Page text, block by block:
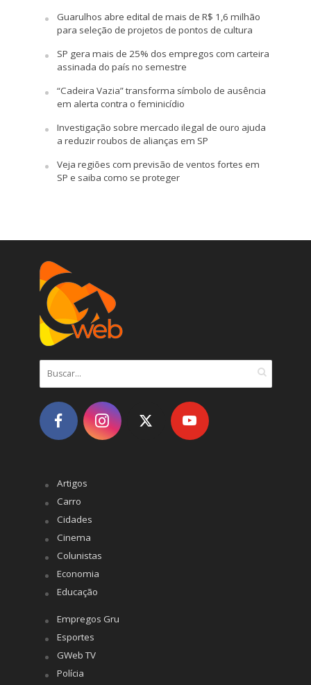
Guarulhos abre edital de mais de R$ 1,6 milhão
para seleção de projetos de pontos de cultura
SP gera mais de 25% dos empregos com carteira
assinada do país no semestre
“Cadeira Vazia” transforma símbolo de ausência
em alerta contra o feminicídio
Investigação sobre mercado ilegal de ouro ajuda
a reduzir roubos de alianças em SP
Veja regiões com previsão de ventos fortes em
SP e saiba como se proteger
Artigos
Carro
Cidades
Cinema
Colunistas
Economia
Educação
Empregos Gru
Esportes
GWeb TV
Polícia